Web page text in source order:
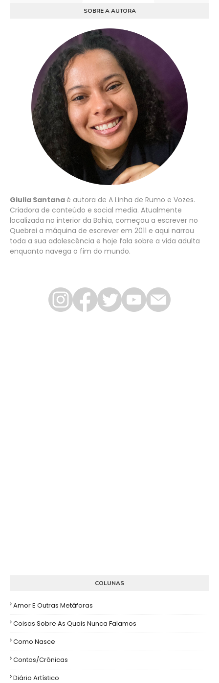
SOBRE A AUTORA
Giulia Santana é autora de A Linha de Rumo e Vozes.
Criadora de conteúdo e social media. Atualmente
localizada no interior da Bahia, começou a escrever no
Quebrei a máquina de escrever em 2011 e aqui narrou
toda a sua adolescência e hoje fala sobre a vida adulta
enquanto navega o fim do mundo.
COLUNAS
Amor E Outras Metáforas
Coisas Sobre As Quais Nunca Falamos
Como Nasce
Contos/Crônicas
Diário Artístico